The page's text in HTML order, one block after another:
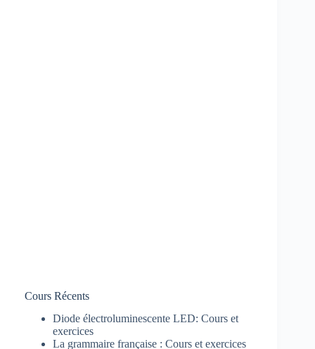
Cours Récents
Diode électroluminescente LED: Cours et
exercices
La grammaire française : Cours et exercices